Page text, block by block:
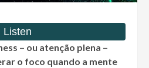
– ou atenção plena –
o foco quando a mente